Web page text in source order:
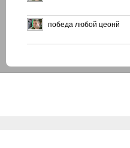
победа любой цеонй